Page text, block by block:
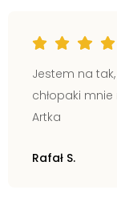
Jestem na
chłopaki
Artka
Rafał S.